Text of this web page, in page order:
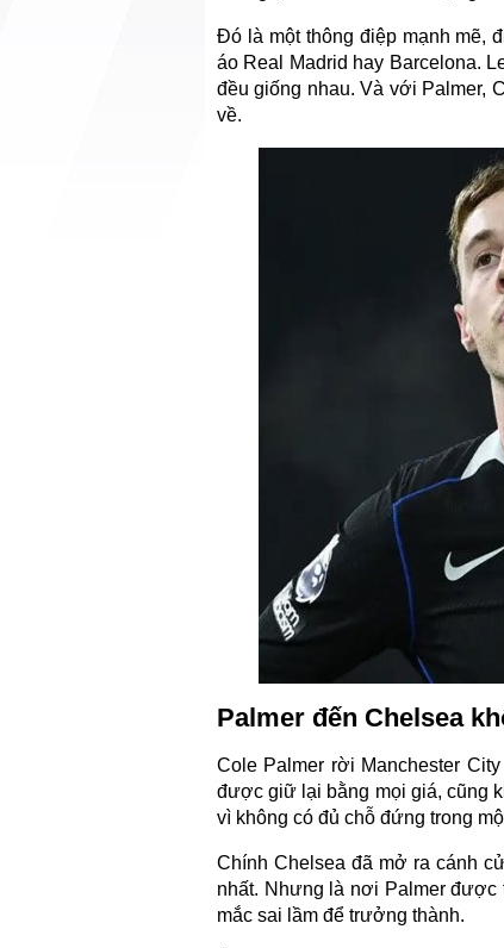
Đó là một thông điệp mạnh mẽ,
áo Real Madrid hay Barcelona.
đều giống nhau. Và với Palmer,
về.
Palmer đến Chelsea
Cole Palmer rời Manchester
được giữ lại bằng mọi giá, cũng
vì không có đủ chỗ đứng trong
Chính Chelsea đã mở ra cánh
nhất. Nhưng là nơi Palmer
mắc sai lầm để trưởng thành.